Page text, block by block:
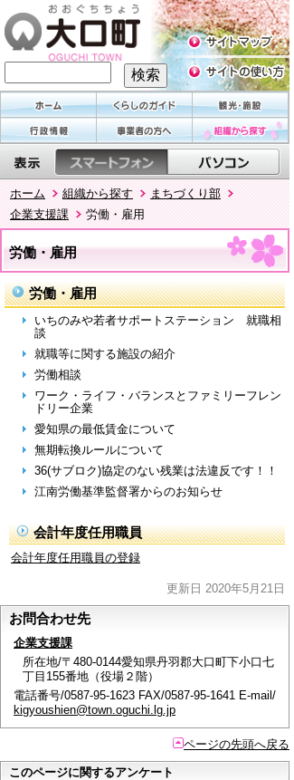
ホーム 組織から探す
まちづくり部
企業支援課
労働・雇用
労働・雇用
労働・雇用
いちのみや若者サポートステーション 就職相
談
就職等に関する施設の紹介
労働相談
ワーク・ライフ・バランスとファミリーフレン
ドリー企業
愛知県の最低賃金について
無期転換ルールについて
36(サブロク)協定のない残業は法違反です！！
江南労働基準監督署からのお知らせ
会計年度任用職員
会計年度任用職員の登録
更新日 2020年5月21日
お問合わせ先
企業支援課
所在地/〒480-0144愛知県丹羽郡大口町下小口七
丁目155番地（役場２階）
電話番号/0587-95-1623 FAX/0587-95-1641 E-mail/
kigyoushien@town.oguchi.lg.jp
ページの先頭へ戻る
このページに関するアンケート